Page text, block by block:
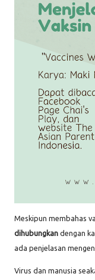
Meskipun membahas
dihubungkan dengan
ada penjelasan
Virus dan manusia